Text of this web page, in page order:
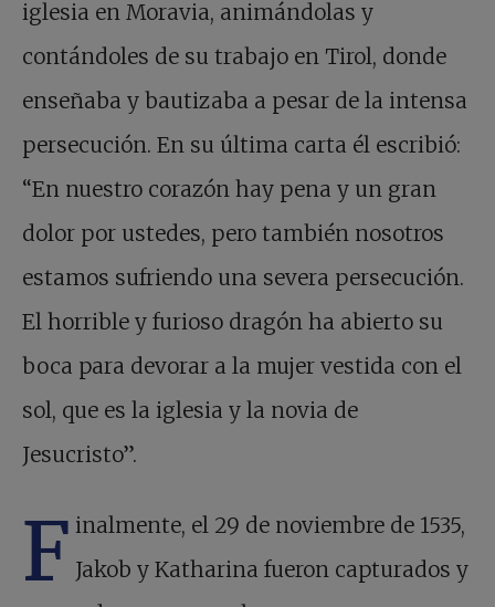
iglesia en Moravia, animándolas y
contándoles de su trabajo en Tirol, donde
enseñaba y bautizaba a pesar de la intensa
persecución. En su última carta él escribió:
“En nuestro corazón hay pena y un gran
dolor por ustedes, pero también nosotros
estamos sufriendo una severa persecución.
El horrible y furioso dragón ha abierto su
boca para devorar a la mujer vestida con el
sol, que es la iglesia y la novia de
Jesucristo”.
F inalmente, el 29 de noviembre de 1535,
Jakob y Katharina fueron capturados y